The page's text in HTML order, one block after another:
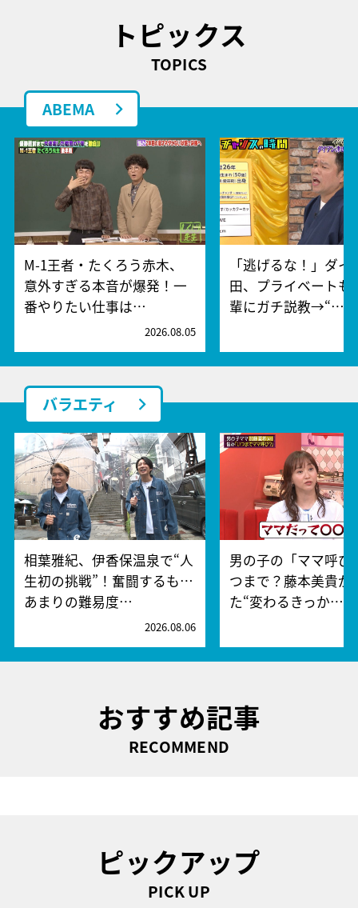
トピックス
TOPICS
ABEMA
M-1王者・たくろう赤木、
意外すぎる本音が爆発！一
番やりたい仕事は…
2026.08.05
「逃げるな！」ダイ
田、プライベートも
輩にガチ説教→“…
バラエティ
相葉雅紀、伊香保温泉で“人
生初の挑戦”！奮闘するも…
あまりの難易度…
2026.08.06
男の子の「ママ呼び
つまで？藤本美貴が
た“変わるきっか…
おすすめ記事
RECOMMEND
ピックアップ
PICK UP